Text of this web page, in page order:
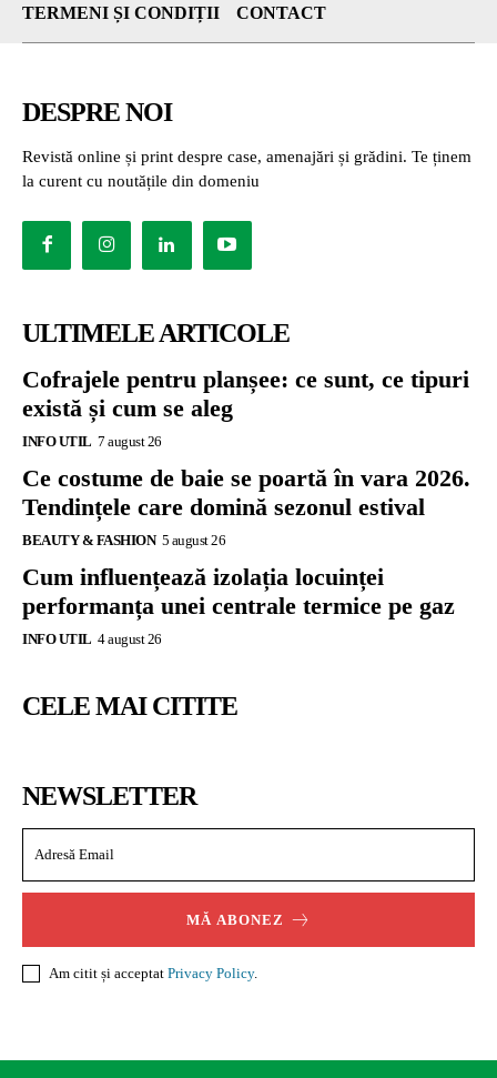
TERMENI ȘI CONDIȚII
CONTACT
DESPRE NOI
Revistă online și print despre case, amenajări și grădini. Te ținem
la curent cu noutățile din domeniu
ULTIMELE ARTICOLE
Cofrajele pentru planșee: ce sunt, ce tipuri
există și cum se aleg
INFO UTIL 7 august 26
Ce costume de baie se poartă în vara 2026.
Tendințele care domină sezonul estival
BEAUTY & FASHION 5 august 26
Cum influențează izolația locuinței
performanța unei centrale termice pe gaz
INFO UTIL 4 august 26
CELE MAI CITITE
NEWSLETTER
MĂ ABONEZ
Am citit și acceptat Privacy Policy.